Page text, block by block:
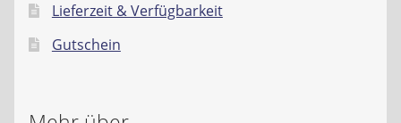
Lieferzeit & Verfügbarkeit
Gutschein